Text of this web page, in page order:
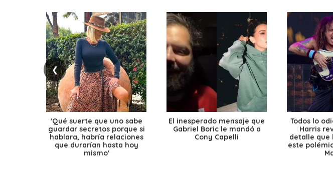
❮
'Qué suerte que uno sabe
guardar secretos porque si
hablara, habría relaciones
que durarían hasta hoy
mismo'
El inesperado mensaje que
Gabriel Boric le mandó a
Cony Capelli
Todos lo
Harris
detalle que
este